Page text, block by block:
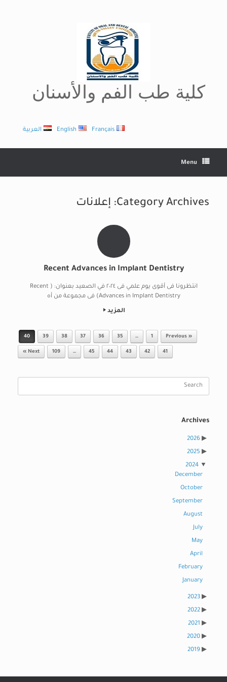
كلية طب الفم والأسنان
العربية English Français
Menu
Category Archives: إعلانات
Recent Advances in Implant Dentistry
انتظرونا فى أقوى يوم علمي فى ٢٠٢٤ في الصعيد بعنوان: ( Recent
Advances in Implant Dentistry) فى مجموعة من أه
المزيد
Post navigation
« Previous
1
…
35
36
37
38
39
40
41
42
43
44
45
…
109
Next »
Archives
2026
2025
2024
December
October
September
August
July
May
April
February
January
2023
2022
2021
2020
2019